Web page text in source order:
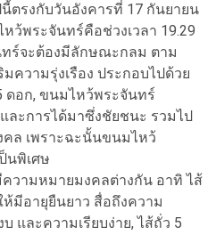
ตรงกับวันอังคารที่ 17 กันยายน
ว้พระจันทร์คือช่วงเวลา 19.29
ทร์จะต้องมีลักษณะกลม ตาม
ความรุ่งเรือง ประกอบไปด้วย
ดอก, ขนมไหว้พระจันทร์
ะการได้มาซึ่งชัยชนะ รวมไป
คล เพราะฉะนั้นขนมไหว้
นพิเศษ
วามหมายมงคลต่างกัน อาทิ ไส้
ห้มีอายุยืนยาว สื่อถึงความ
และความเรียบง่าย, ไส้ถั่ว 5